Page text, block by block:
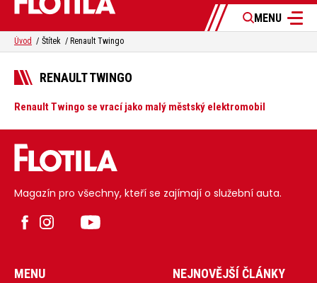
MENU
Úvod Štítek Renault Twingo
RENAULT TWINGO
Renault Twingo se vrací jako malý městský elektromobil
Magazín pro všechny, kteří se zajímají o služební auta.
MENU NEJNOVĚJŠÍ ČLÁNKY